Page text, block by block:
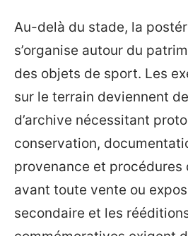
Au-delà du stade, la
s’organise autour du
des objets de sport. Les
sur le terrain deviennent
d’archive nécessitant
conservation,
provenance et procédures
avant toute vente ou
secondaire et les